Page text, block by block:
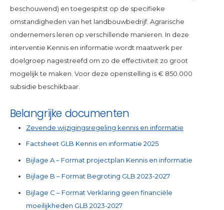
beschouwend) en toegespitst op de specifieke
omstandigheden van het landbouwbedrijf. Agrarische
ondernemers leren op verschillende manieren. In deze
interventie Kennis en informatie wordt maatwerk per
doelgroep nagestreefd om zo de effectiviteit zo groot
mogelijk te maken. Voor deze openstelling is € 850.000
subsidie beschikbaar.
Belangrijke documenten
Zevende wijzigingsregeling kennis en informatie
Factsheet GLB Kennis en informatie 2025
Bijlage A – Format projectplan Kennis en informatie
Bijlage B – Format Begroting GLB 2023-2027
Bijlage C – Format Verklaring geen financiële
moeilijkheden GLB 2023-2027